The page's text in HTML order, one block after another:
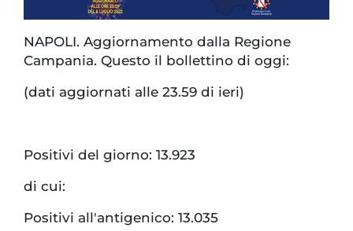
NAPOLI. Aggiornamento dalla Regione
Campania. Questo il bollettino di oggi:
(dati aggiornati alle 23.59 di ieri)
Positivi del giorno: 13.923
di cui:
Positivi all'antigenico: 13.035